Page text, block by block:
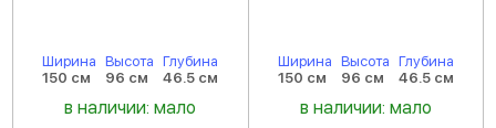
Ширина
150 см
Высота
96 см
Глубина
46.5 см
в наличии: мало
Ширина
150 см
Высота
96 см
Глубина
46.5 см
в наличии: мало